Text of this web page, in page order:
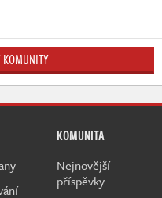
KOMUNITY
KOMUNITA
Nejnovější
příspěvky